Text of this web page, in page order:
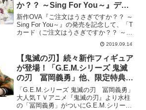
か？？ ～Sing For You～』デザ
インのTカードが登場！9月25日
（水）発行で事前予約受付中。カ
フェ風デザインの新作グッズも！
新作OVA『ご注文はうさぎですか？？ ～
Sing For You～』の発売を記念して、「T
カード（ご注文はうさぎですか？？ ～
Sing For You～デザイン）」が、9月25日
（水）より全国のTSUTAYAと旭屋書店に
て発行開始！それにさ...
2019.09.14
【鬼滅の刃】続々新作フィギュア
が登場！「G.E.M.シリーズ 鬼滅
の刃 冨岡義勇」他、限定特典付
きフィギュアの予約情報まとめ！
「G.E.M.シリーズ 鬼滅の刃 冨岡義勇」
大人気ＴＶアニメ『鬼滅の刃』より水柱
の「冨岡義勇」がついにG.E.M.シリーズ